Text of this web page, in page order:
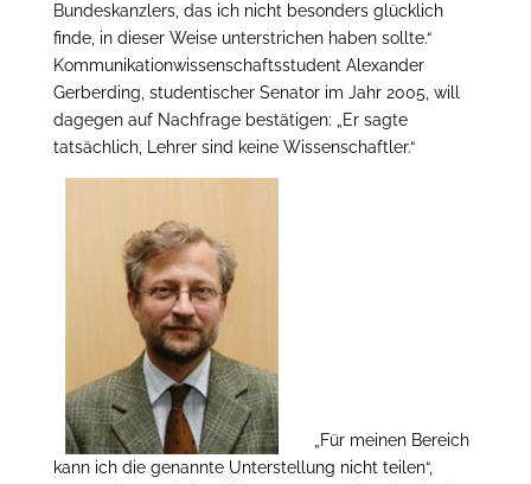
Bundeskanzlers, das ich nicht besonders glücklich
finde, in dieser Weise unterstrichen haben sollte.“
Kommunikationwissenschaftsstudent Alexander
Gerberding, studentischer Senator im Jahr 2005, will
dagegen auf Nachfrage bestätigen: „Er sagte
tatsächlich, Lehrer sind keine Wissenschaftler.“
„Für meinen Bereich
kann ich die genannte Unterstellung nicht teilen“,